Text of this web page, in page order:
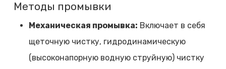
Методы промывки
Механическая промывка: Включает в себя
щеточную чистку, гидродинамическую
(высоконапорную водную струйную) чистку